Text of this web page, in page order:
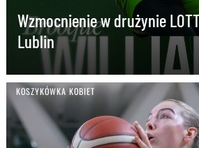
Wzmocnienie w drużynie
Lublin
KOSZYKÓWKA KOBIET